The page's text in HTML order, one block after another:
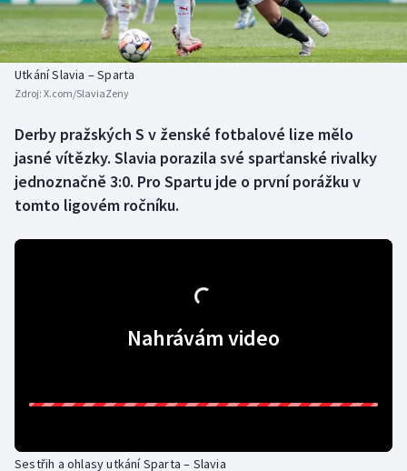
Baseball a softbal
Basketbal
Biatlon
Boby a skeleton
Box
Golf
Gymnastika
Soutěže
Historické návraty
Aplikace ČT sport
AZ kvíz
Utkání Slavia – Sparta
Zdroj: X.com/SlaviaZeny
Derby pražských S v ženské fotbalové lize mělo
jasné vítězky. Slavia porazila své sparťanské rivalky
jednoznačně 3:0. Pro Spartu jde o první porážku v
tomto ligovém ročníku.
Nahrávám video
Sestřih a ohlasy utkání Sparta – Slavia